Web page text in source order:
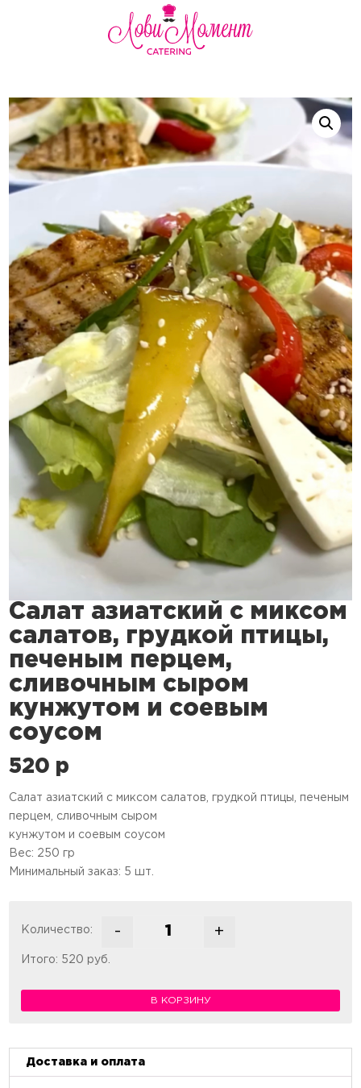
Салат азиатский с миксом
салатов, грудкой птицы,
печеным перцем,
сливочным сыром
кунжутом и соевым
соусом
520 p
Салат азиатский с миксом салатов, грудкой птицы, печеным
перцем, сливочным сыром
кунжутом и соевым соусом
Вес: 250 гр
Минимальный заказ: 5 шт.
Количество:
- +
В КОРЗИНУ
Итого: 520 руб.
Доставка и оплата